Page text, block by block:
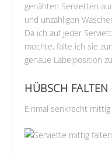
genähten Servietten
und unzähligen
Da ich auf jeder
möchte, falte ich sie
genaue Labelposition
HÜBSCH FALTEN
Einmal senkrecht mittig